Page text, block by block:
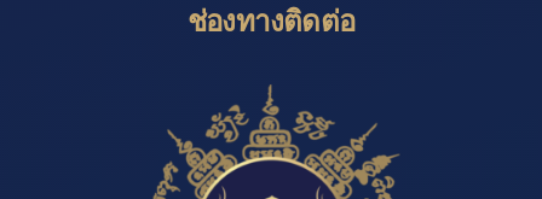
ช่องทางติดต่อ